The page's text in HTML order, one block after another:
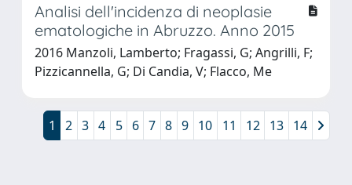
Analisi dell'incidenza di neoplasie
ematologiche in Abruzzo. Anno 2015
2016 Manzoli, Lamberto; Fragassi, G; Angrilli, F;
Pizzicannella, G; Di Candia, V; Flacco, Me
1 2 3 4 5 6 7 8 9 10 11 12 13 14